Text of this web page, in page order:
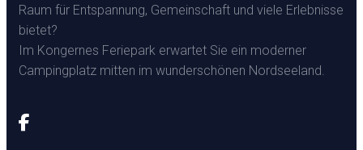
Raum für Entspannung, Gemeinschaft und viele Erlebnisse
bietet?
Im Kongernes Feriepark erwartet Sie ein moderner
Campingplatz mitten im wunderschönen Nordseeland.